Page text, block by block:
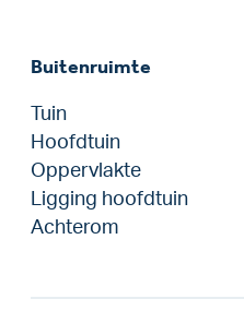
Buitenruimte
Tuin
Hoofdtuin
Oppervlakte
Ligging hoofdtuin
Achterom